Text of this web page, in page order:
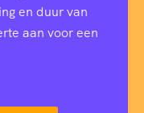
en duur van
aan voor een